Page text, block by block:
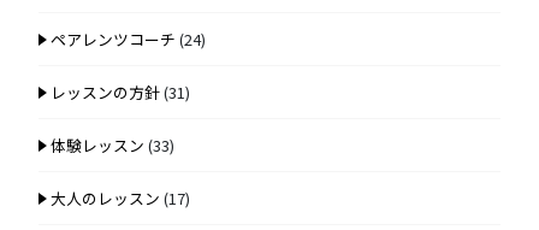
ペアレンツコーチ (24)
レッスンの方針(31)
体験レッスン (33)
大人のレッスン (17)